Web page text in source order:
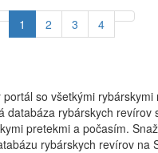
1 2 3 4
so všetkými rybárskymi
databáza rybárskych revírov
pretekmi a počasím.
rybárskych revírov na